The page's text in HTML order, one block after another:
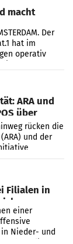
macht
Der
hat im
operativ
ARA und
über
rücken die
und der
Filialen in
einer
Nieder- und